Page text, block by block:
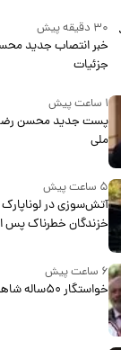
۳۰ دقیقه پیش
خبر انتصاب جدید
جزئیات
پست جدید محسن
ملی
۵ ساعت پیش
آتش‌سوزی در لوناپارک
خزندگان خطرناک پس از
۶ ساعت پیش
خواستگار ۵۰ساله شاهدخت لئونور بازداشت شد